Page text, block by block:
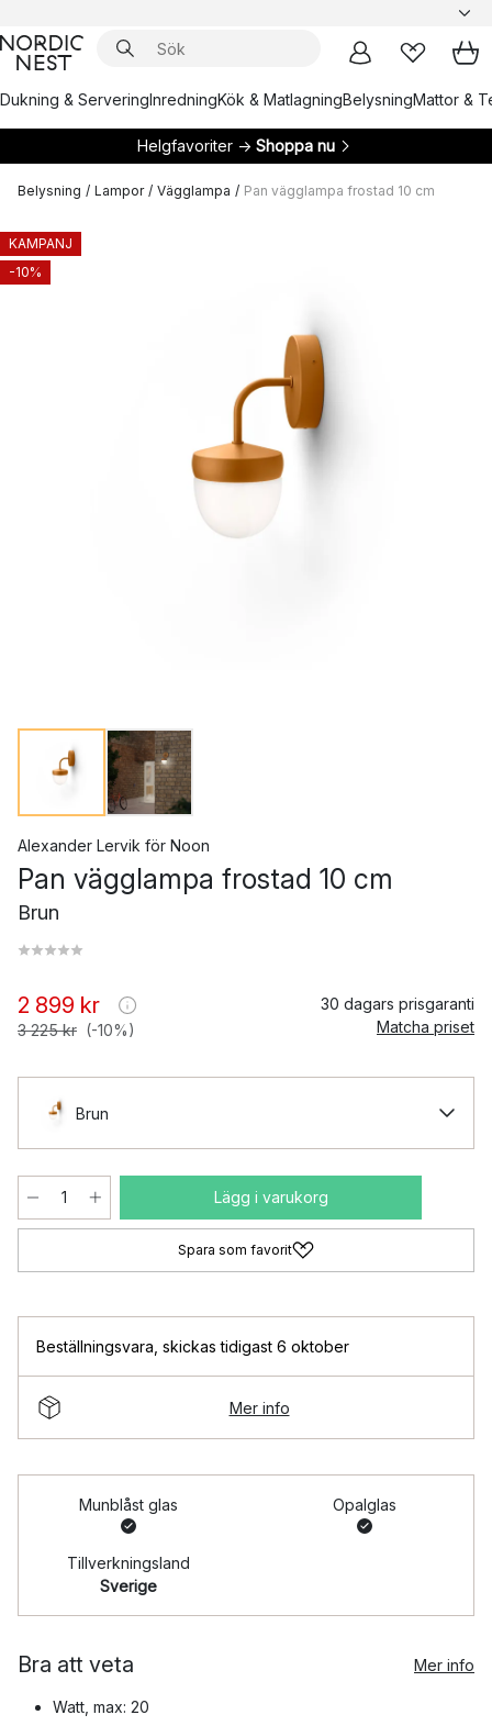
Dukning & ServeringInredningKök & MatlagningBelysningMattor &
Helgfavoriter → Shoppa nu
Belysning / Lampor / Vägglampa / Pan vägglampa frostad 10 cm
KAMPANJ
-10%
Alexander Lervik för Noon
Pan vägglampa frostad 10 cm
Brun
2 899 kr
3 225 kr (-10%)
30 dagars prisgaranti
Matcha priset
Brun
Lägg i varukorg
Spara som favorit
Beställningsvara skickas tidigast 6 oktober
Mer info
Munblåst glas Opalglas
Tillverkningsland
Sverige
Bra att veta Mer info
Watt, max: 20